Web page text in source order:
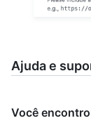
Ajuda e
Você